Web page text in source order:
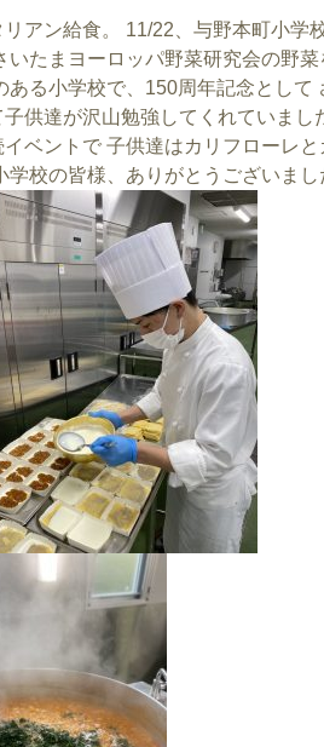
アン給食。 11/22、与野本町小学
たまヨーロッパ野菜研究会の野菜
る小学校で、150周年記念として
供達が沢山勉強してくれていまし
ベントで 子供達はカリフローレと
校の皆様、ありがとうございまし